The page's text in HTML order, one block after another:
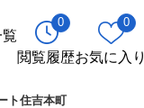
0
閲覧履歴
0
お気に入り
ト住吉本町